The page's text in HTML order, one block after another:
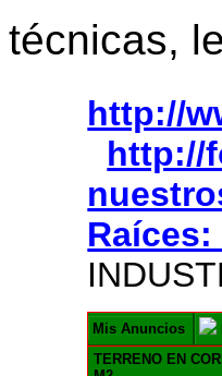
técnicas,
http://
http://
Mis Anuncios
TERRENO EN